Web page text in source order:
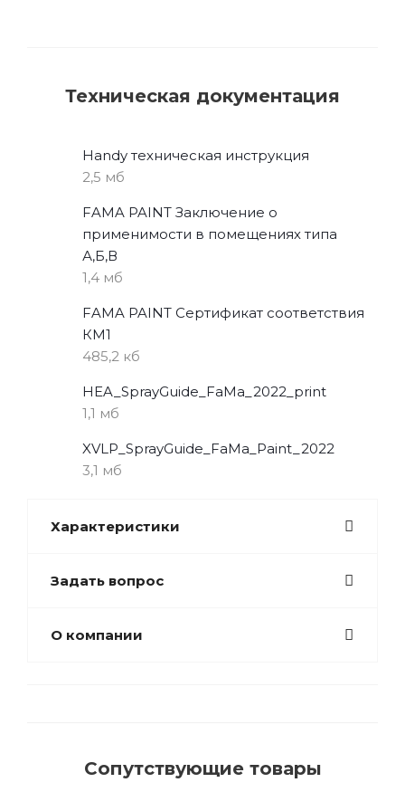
Техническая документация
Handy техническая инструкция
2,5 мб
FAMA PAINT Заключение о
применимости в помещениях типа
А,Б,В
1,4 мб
FAMA PAINT Сертификат соответствия
КМ1
485,2 кб
HEA_SprayGuide_FaMa_2022_print
1,1 мб
XVLP_SprayGuide_FaMa_Paint_2022
3,1 мб
Характеристики
Задать вопрос
О компании
Сопутствующие товары